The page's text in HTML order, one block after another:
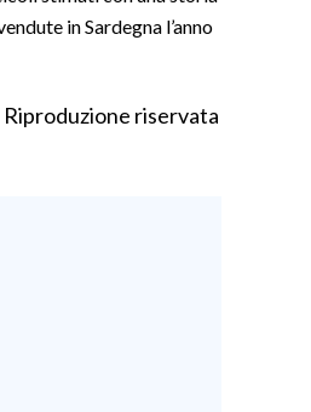
in Sardegna l’anno
riservata